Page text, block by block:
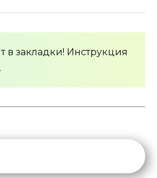
в закладки! Инструкция
.